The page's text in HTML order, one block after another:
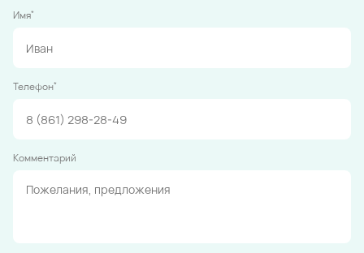
Имя*
Телефон*
Комментарий